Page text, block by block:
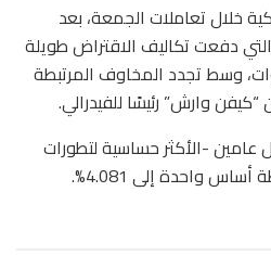
خلال تعاملات الجمعة، بعد
التي دفعت تكاليف الاقتراض طويلة
وسط تجدد المخاوف المرتبطة
وارش” رئيسًا للفيدرالي.
-الأكثر حساسية لتطورات
واحدة إلى 4.081%.